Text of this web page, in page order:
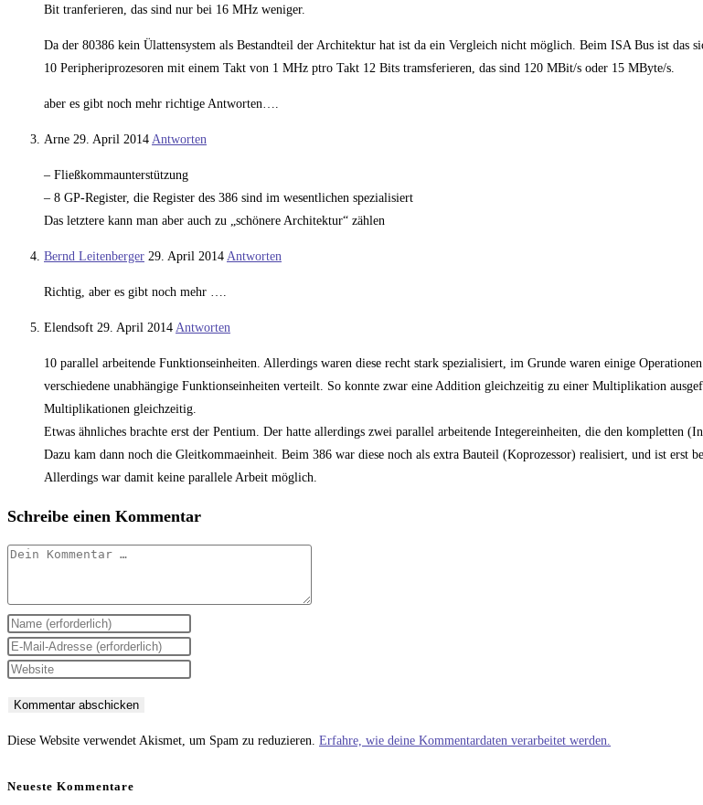
Bit tranferieren, das sind nur bei 16 MHz weniger.
Da der 80386 kein Ülattensystem als Bestandteil der Architektur hat ist da ein Vergleich nicht möglich. Beim ISA Bus ist das
10 Peripheriprozesoren mit einem Takt von 1 MHz ptro Takt 12 Bits tramsferieren, das sind 120 MBit/s oder 15 MByte/s.
aber es gibt noch mehr richtige Antworten….
Arne 29. April 2014 Antworten
– Fließkommaunterstützung
– 8 GP-Register, die Register des 386 sind im wesentlichen spezialisiert
Das letztere kann man aber auch zu „schönere Architektur“ zählen
Bernd Leitenberger 29. April 2014 Antworten
Richtig, aber es gibt noch mehr ….
Elendsoft 29. April 2014 Antworten
10 parallel arbeitende Funktionseinheiten. Allerdings waren diese recht stark spezialisiert, im Grunde waren einige
verschiedene unabhängige Funktionseinheiten verteilt. So konnte zwar eine Addition gleichzeitig zu einer Multiplikation
Multiplikationen gleichzeitig.
Etwas ähnliches brachte erst der Pentium. Der hatte allerdings zwei parallel arbeitende Integereinheiten, die den kompletten
Dazu kam dann noch die Gleitkommaeinheit. Beim 386 war diese noch als extra Bauteil (Koprozessor) realisiert, und ist erst
Allerdings war damit keine parallele Arbeit möglich.
Schreibe einen Kommentar
Kommentar
Gib
deinen
Namen
zum
ein
Gib
deine
Adresse
Kommentieren
Gib
URL
(optional)
Diese Website verwendet Akismet, um Spam zu reduzieren. Erfahre, wie deine Kommentardaten verarbeitet werden.
Neueste Kommentare